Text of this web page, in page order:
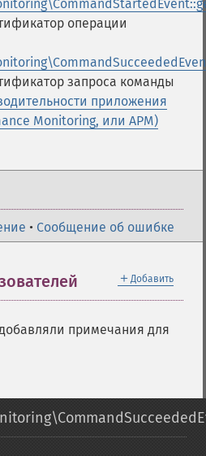
операции
запроса команды
приложения
Monitoring, или APM)
• Сообщение об ошибке
＋ Добавить
примечания для